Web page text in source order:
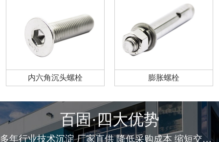
内六角沉头螺栓 膨胀螺栓
百固·四大优势
多年行业技术沉淀 厂家直供 降低采购成本 缩短交货周期